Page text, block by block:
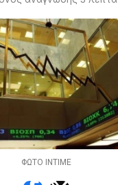
ΦΩΤΟ ΙΝΤΙΜΕ